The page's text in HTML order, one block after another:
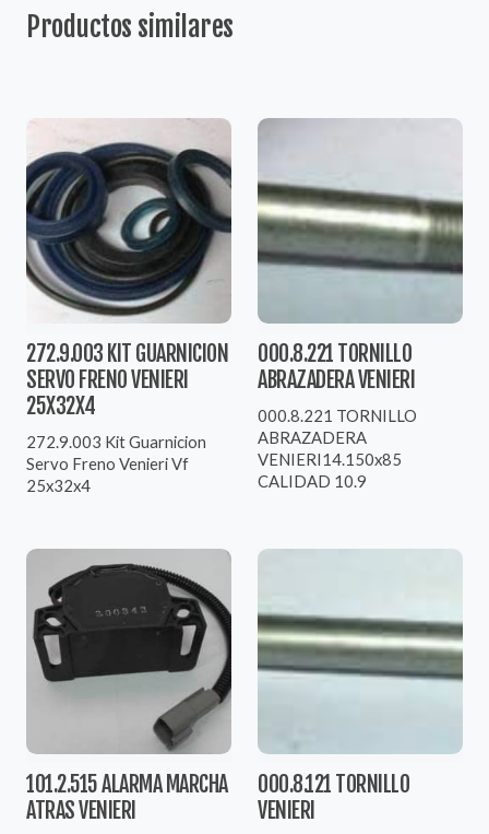
Productos similares
272.9.003 KIT GUARNICION
SERVO FRENO VENIERI
25X32X4
272.9.003 Kit Guarnicion
Servo Freno Venieri Vf
25x32x4
000.8.221 TORNILLO
ABRAZADERA VENIERI
000.8.221 TORNILLO
ABRAZADERA
VENIERI14.150x85
CALIDAD 10.9
101.2.515 ALARMA MARCHA
ATRAS VENIERI
000.8.121 TORNILLO
VENIERI